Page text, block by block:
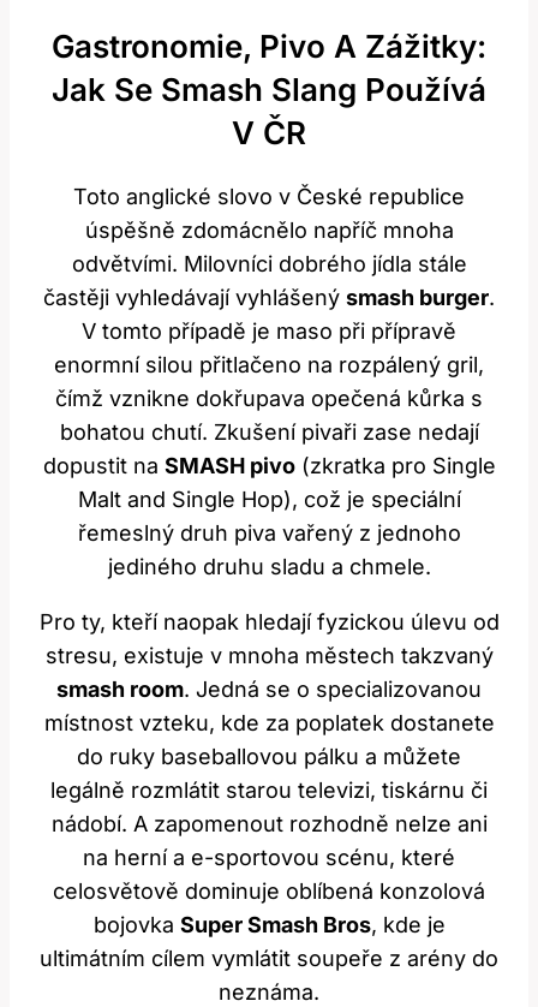
Gastronomie, Pivo A Zážitky:
Jak Se Smash Slang Používá
V ČR
Toto anglické slovo v České republice
úspěšně zdomácnělo napříč mnoha
odvětvími. Milovníci dobrého jídla stále
častěji vyhledávají vyhlášený smash burger.
V tomto případě je maso při přípravě
enormní silou přitlačeno na rozpálený gril,
čímž vznikne dokřupava opečená kůrka s
bohatou chutí. Zkušení pivaři zase nedají
dopustit na SMASH pivo(zkratka pro Single
Malt and Single Hop), což je speciální
řemeslný druh piva vařený z jednoho
jediného druhu sladu a chmele.
Pro ty, kteří naopak hledají fyzickou úlevu od
stresu, existuje v mnoha městech takzvaný
smash room. Jedná se o specializovanou
místnost vzteku, kde za poplatek dostanete
do ruky baseballovou pálku a můžete
legálně rozmlátit starou televizi, tiskárnu či
nádobí. A zapomenout rozhodně nelze ani
na herní a e-sportovou scénu, které
celosvětově dominuje oblíbená konzolová
bojovka Super Smash Bros, kde je
ultimátním cílem vymlátit soupeře z arény do
neznáma.